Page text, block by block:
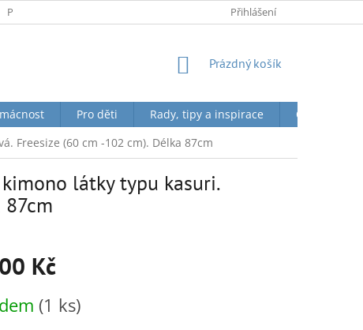
PODMÍNKY OCHRANY OSOBNÍCH ÚDAJŮ Přihlášení
NÁKUPNÍ
Prázdný košík
Pro děti Rady, tipy a inspirace
O nás +
Freesize (60 cm -102 cm). Délka 87cm
látky typu kasuri.
Kč
(1 ks)